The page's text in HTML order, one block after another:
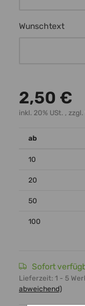
Wunschtext
2,50 €
inkl. 20% USt. , zzgl.
ab
10
20
50
100
Sofort
Lieferzeit: 1 - 5
abweichend)